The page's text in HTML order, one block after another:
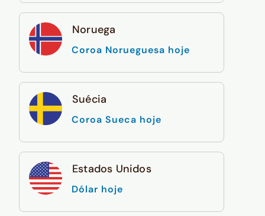
Noruega
Coroa Norueguesa hoje
Suécia
Coroa Sueca hoje
Estados Unidos
Dólar hoje